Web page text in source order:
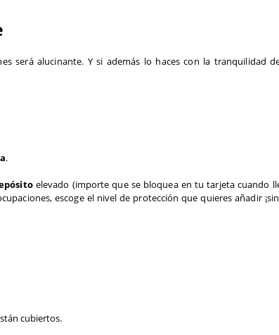
será alucinante. Y si además lo haces con la tranquilidad
.
elevado (importe que se bloquea en tu tarjeta cuando
, escoge el nivel de protección que quieres añadir
cubiertos.